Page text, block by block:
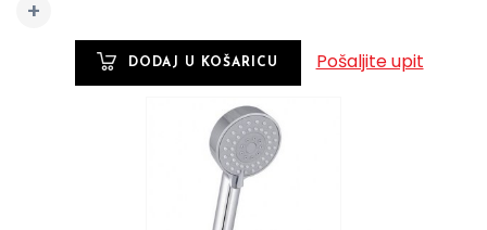
Pošaljite upit